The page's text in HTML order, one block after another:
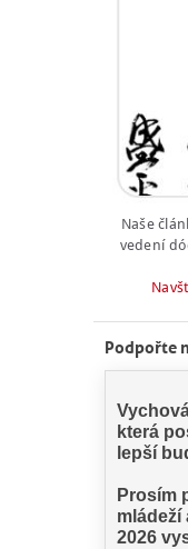
Naše
vedení
Podpořte